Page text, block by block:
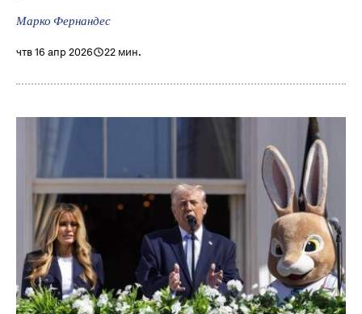
Марко Фернандес
чтв 16 апр 2026 22 мин.